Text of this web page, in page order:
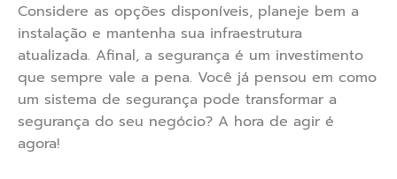
Considere as opções disponíveis, planeje bem a
instalação e mantenha sua infraestrutura
atualizada. Afinal, a segurança é um investimento
que sempre vale a pena. Você já pensou em como
um sistema de segurança pode transformar a
segurança do seu negócio? A hora de agir é
agora!